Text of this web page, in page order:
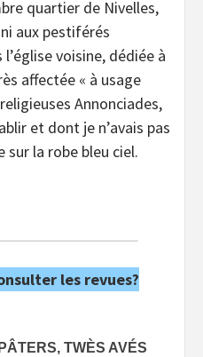
quartier de Nivelles,
aux pestiférés
l’église voisine, dédiée à
affectée « à usage
Annonciades,
et dont je n’avais pas
sur la robe bleu ciel.
les revues?
TWÈS AVÉS